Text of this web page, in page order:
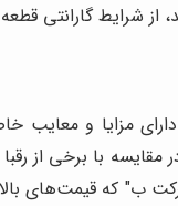
از شرایط گارانتی
دارای مزایا و
با برخی از
ب" که قیمت‌های